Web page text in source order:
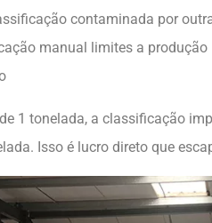
contaminada por
manual limites a
1 tonelada, a classificação
Isso é lucro direto que